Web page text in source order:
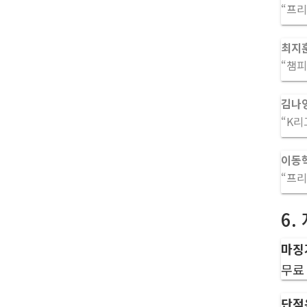
“프
최지
“챔
김나
“K
이동
“프
6.
마
무